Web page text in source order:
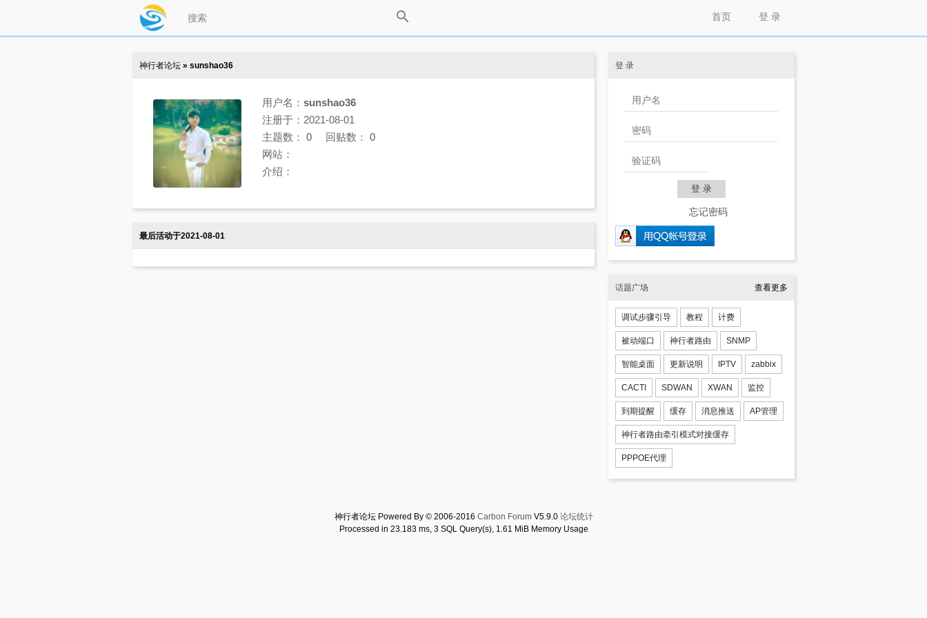
登 录
首页
神行者论坛 » sunshao36
用户名： sunshao36
注册于：2021-08-01
主题数： 0 回贴数： 0
网站：
介绍：
最后活动于2021-08-01
登 录
忘记密码
话题广场 查看更多
调试步骤引导 教程 计费
被动端口 神行者路由 SNMP
智能桌面 更新说明 IPTV zabbix
CACTI SDWAN XWAN 监控
到期提醒 缓存 消息推送 AP管理
神行者路由牵引模式对接缓存
PPPOE代理
神行者论坛 Powered By © 2006-2016 Carbon ForumV5.9.0 论坛统计
Processed in 23.183 ms, 3 SQL Query(s), 1.61 MiB Memory Usage